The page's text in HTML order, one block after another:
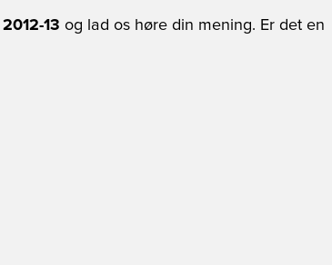
13 og lad os høre din mening. Er det en